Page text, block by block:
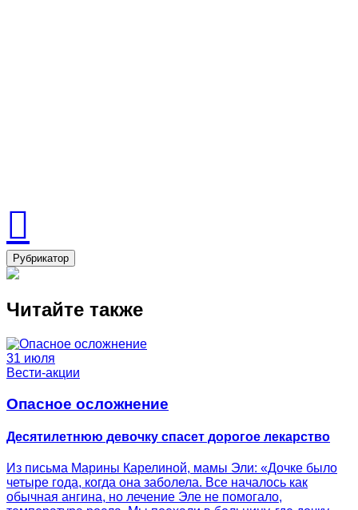
Рубрикатор
Читайте также
31 июля
Вести-акции
Опасное осложнение
Десятилетнюю девочку спасет дорогое лекарство
Из письма Марины Карелиной, мамы Эли: «Дочке было
четыре года, когда она заболела. Все началось как
обычная ангина, но лечение Эле не помогало,